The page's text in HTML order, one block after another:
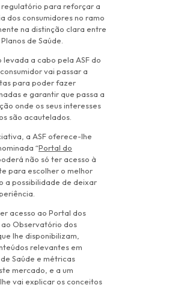
para reforçar a
dos consumidores no ramo
na distinção clara entre
de Saúde.
a cabo pela ASF do
vai passar a
para poder fazer
e garantir que passa a
onde os seus interesses
são acautelados.
a ASF oferece-lhe
“Portal do
não só ter acesso à
para escolher o melhor
a possibilidade de deixar
acesso ao Portal dos
ao Observatório dos
lhe disponibilizam,
relevantes em
Saúde e métricas
mercado, e a um
vai explicar os conceitos